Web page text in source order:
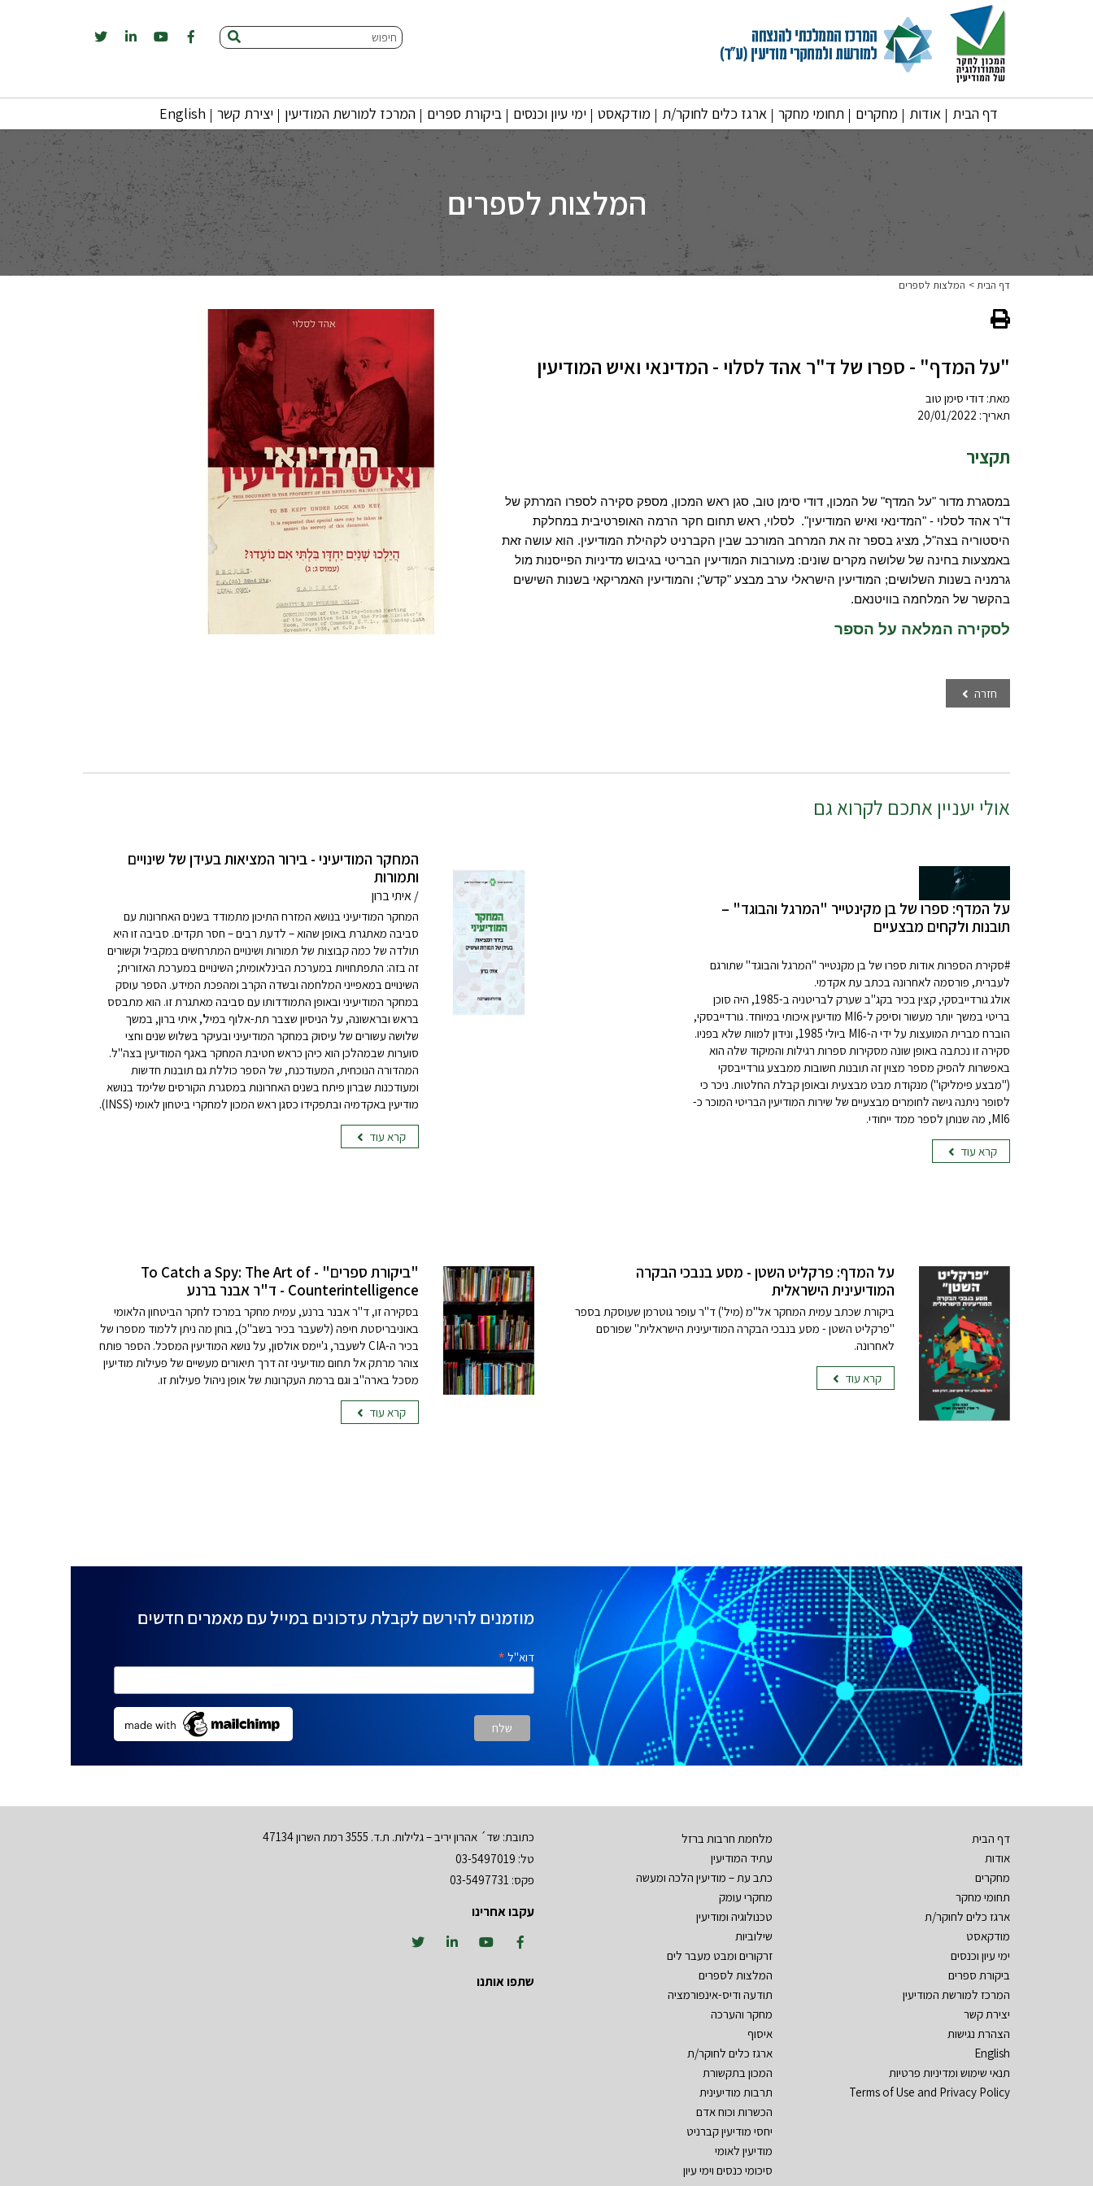
חיפוש
דף הבית אודות מחקרים תחומי מחקר ארגז כלים לחוקר/ת מודקאסט ימי עיון וכנסים ביקורת ספרים המרכז למורשת המודיעין יצירת קשר English
המלצות לספרים
דף הבית המלצות לספרים
"על המדף" - ספרו של ד"ר אהד לסלוי - המדינאי ואיש המודיעין
מאת: דודי סימן טוב
תאריך: 20/01/2022
תקציר
בהקשר של המלחמה בוויטנאם.
לסקירה המלאה על הספר
חזרה
אולי יעניין אתכם לקרוא גם
על המדף: ספרו של בן מקינטייר "המרגל והבוגד" –
תובנות ולקחים מבצעיים
#סקירת הספרות אודות ספרו של בן מקנטייר "המרגל והבוגד" שתורגם
לעברית, פורסמה לאחרונה בכתב עת אקדמי.
אולג גורדייבסקי, קצין בכיר בקג"ב שערק לבריטניה ב-1985, היה סוכן
בריטי במשך יותר מעשור וסיפק ל-MI6 מודיעין איכותי במיוחד. גורדייבסקי,
הוברח מברית המועצות על ידי ה-MI6 ביולי 1985, ונידון למוות שלא בפניו.
סקירה זו נכתבה באופן שונה מסקירות ספרות רגילות והמיקוד שלה הוא
באפשרות להפיק מספר מצוין זה תובנות חשובות ממבצע גורדייבסקי
("מבצע פימליקו") מנקודת מבט מבצעית ובאופן קבלת החלטות. ניכר כי
לסופר ניתנה גישה לחומרים מבצעיים של שירות המודיעין הבריטי המוכר כ-
MI6, מה שנותן לספר ממד ייחודי.
קרא עוד
המחקר המודיעיני - בירור המציאות בעידן של שינויים
ותמורות
/ איתי ברון
המחקר המודיעיני בנושא המזרח התיכון מתמודד בשנים האחרונות עם
סביבה מאתגרת באופן שהוא – לדעת רבים – חסר תקדים. סביבה זו היא
תולדה של כמה קבוצות של תמורות ושינויים המתרחשים במקביל וקשורים
זה בזה: התפתחויות במערכת הבינלאומית; השינויים במערכת האזורית;
השינויים במאפייני המלחמה ובשדה הקרב ומהפכת המידע. הספר עוסק
במחקר המודיעיני ובאופן התמודדותו עם סביבה מאתגרת זו. הוא מתבסס
בראש ובראשונה, על הניסיון שצבר תת-אלוף במיל', איתי ברון, במשך
שלושה עשורים של עיסוק במחקר המודיעיני ובעיקר בשלוש שנים וחצי
סוערות שבמהלכן הוא כיהן כראש חטיבת המחקר באגף המודיעין בצה"ל.
המהדורה הנוכחית, המעודכנת, של הספר כוללת גם תובנות חדשות
ומעודכנות שברון פיתח בשנים האחרונות במסגרת הקורסים שלימד בנושא
מודיעין באקדמיה ובתפקידו כסגן ראש המכון למחקרי ביטחון לאומי (INSS).
קרא עוד
על המדף: פרקליט השטן - מסע בנבכי הבקרה
המודיעינית הישראלית
ביקורת שכתב עמית המחקר אל"מ (מיל') ד"ר עופר גוטרמן שעוסקת בספר
"פרקליט השטן - מסע בנבכי הבקרה המודיעינית הישראלית" שפורסם
לאחרונה.
קרא עוד
"ביקורת ספרים" - To Catch a Spy: The Art of
Counterintelligence - ד"ר אבנר ברנע
בסקירה זו, ד"ר אבנר ברנע, עמית מחקר במרכז לחקר הביטחון הלאומי
באוניבריסטת חיפה (לשעבר בכיר בשב"כ), בוחן מה ניתן ללמוד מספרו של
בכיר ה-CIA לשעבר, ג'יימס אולסון, על נושא המודיעין המסכל. הספר פותח
צוהר מרתק אל תחום מודיעיני זה דרך תיאורים מעשיים של פעילות מודיעין
מסכל בארה"ב וגם ברמת העקרונות של אופן ניהול פעילות זו.
קרא עוד
מוזמנים להירשם לקבלת עדכונים במייל עם מאמרים חדשים
דוא"ל *
דף הבית
אודות
מחקרים
תחומי מחקר
ארגז כלים לחוקר/ת
מודקאסט
ימי עיון וכנסים
ביקורת ספרים
המרכז למורשת המודיעין
יצירת קשר
הצהרת נגישות
English
תנאי שימוש ומדיניות פרטיות
Terms of Use and Privacy Policy
מלחמת חרבות ברזל
עתיד המודיעין
כתב עת – מודיעין הלכה ומעשה
מחקרי עומק
טכנולוגיה ומודיעין
שילוביות
זרקורים ומבט מעבר לים
המלצות לספרים
תודעה ודיס-אינפורמציה
מחקר והערכה
איסוף
ארגז כלים לחוקר/ת
המכון בתקשורת
תרבות מודיעינית
הכשרות וכוח אדם
יחסי מודיעין קברניט
מודיעין לאומי
סיכומי כנסים וימי עיון
כתובת: שד´ אהרון יריב – גלילות. ת.ד. 3555 רמת השרון 47134
טל: 03-5497019
פקס: 03-5497731
עקבו אחרינו
שתפו אותנו